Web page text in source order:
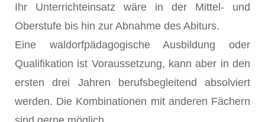
Ihr Unterrichteinsatz wäre in der Mittel- und
Oberstufe bis hin zur Abnahme des Abiturs.
Eine waldorfpädagogische Ausbildung oder
Qualifikation ist Voraussetzung, kann aber in den
ersten drei Jahren berufsbegleitend absolviert
werden. Die Kombinationen mit anderen Fächern